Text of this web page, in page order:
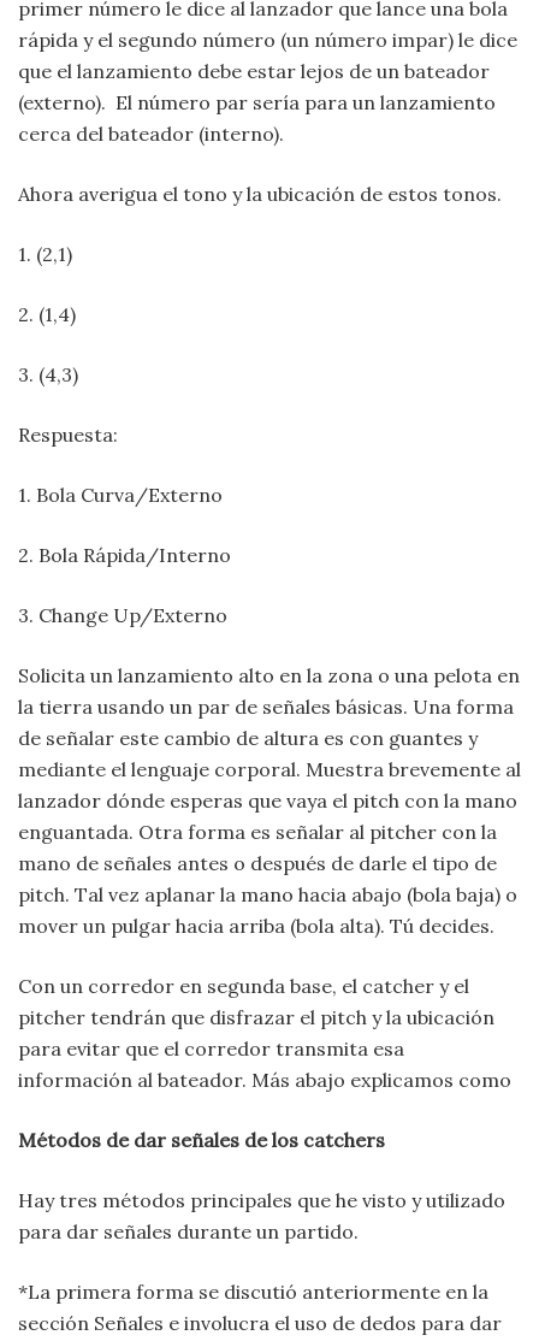
primer número le dice al lanzador que lance una bola
rápida y el segundo número (un número impar) le dice
que el lanzamiento debe estar lejos de un bateador
(externo). El número par sería para un lanzamiento
cerca del bateador (interno).
Ahora averigua el tono y la ubicación de estos tonos.
1. (2,1)
2. (1,4)
3. (4,3)
Respuesta:
1. Bola Curva/Externo
2. Bola Rápida/Interno
3. Change Up/Externo
Solicita un lanzamiento alto en la zona o una pelota en
la tierra usando un par de señales básicas. Una forma
de señalar este cambio de altura es con guantes y
mediante el lenguaje corporal. Muestra brevemente al
lanzador dónde esperas que vaya el pitch con la mano
enguantada. Otra forma es señalar al pitcher con la
mano de señales antes o después de darle el tipo de
pitch. Tal vez aplanar la mano hacia abajo (bola baja) o
mover un pulgar hacia arriba (bola alta). Tú decides.
Con un corredor en segunda base, el catcher y el
pitcher tendrán que disfrazar el pitch y la ubicación
para evitar que el corredor transmita esa
información al bateador. Más abajo explicamos como
Métodos de dar señales de los catchers
Hay tres métodos principales que he visto y utilizado
para dar señales durante un partido.
*La primera forma se discutió anteriormente en la
sección Señales e involucra el uso de dedos para dar